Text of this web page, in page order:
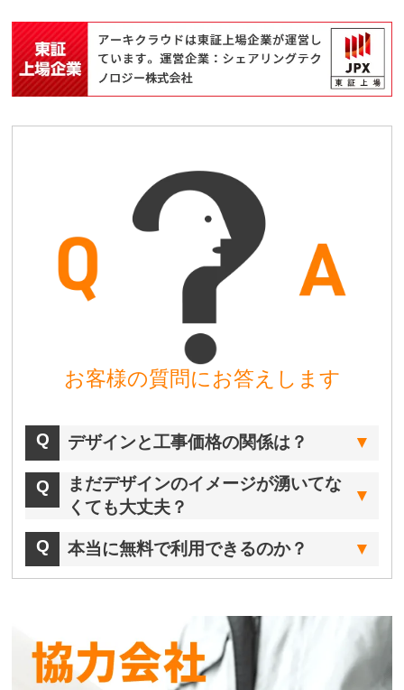
お客様の質問にお答えします
デザインと工事価格の関係は？
まだデザインのイメージが湧いてな
くても大丈夫？
本当に無料で利用できるのか？